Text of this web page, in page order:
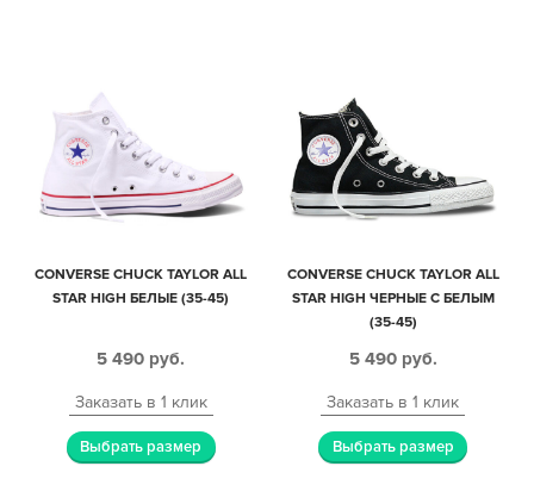
CONVERSE CHUCK TAYLOR ALL
STAR HIGH БЕЛЫЕ (35-45)
5 490 руб.
Заказать в 1 клик
Выбрать размер
CONVERSE CHUCK TAYLOR ALL
STAR HIGH ЧЕРНЫЕ С БЕЛЫМ
(35-45)
5 490 руб.
Заказать в 1 клик
Выбрать размер